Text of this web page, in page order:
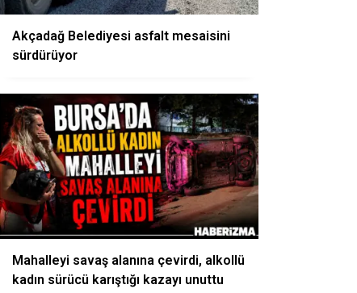
Akçadağ Belediyesi asfalt mesaisini
sürdürüyor
Mahalleyi savaş alanına çevirdi, alkollü
kadın sürücü karıştığı kazayı unuttu